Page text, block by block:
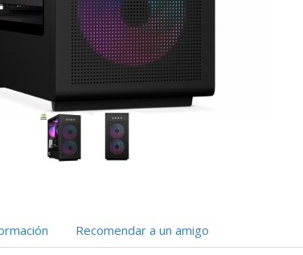
Recomendar a un amigo